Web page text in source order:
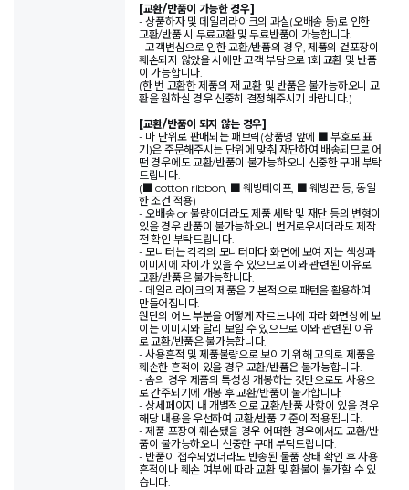
[교환/반품이 가능한 경우]
- 상품하자 및 데일리라이크의 과실(오배송 등)로 인한
교환/반품 시 무료교환 및 무료반품이 가능합니다.
- 고객변심으로 인한 교환/반품의 경우, 제품의 겉포장이
훼손되지 않았을 시에만 고객 부담으로 1회 교환 및 반품
이 가능합니다.
(한 번 교환한 제품의 재 교환 및 반품은 불가능하오니 교
환을 원하실 경우 신중히 결정해주시기 바랍니다.)
[교환/반품이 되지 않는 경우]
- 마 단위로 판매되는 패브릭(상품명 앞에 ■ 부호로 표
기)은 주문해주시는 단위에 맞춰 재단하여 배송되므로 어
떤 경우에도 교환/반품이 불가능하오니 신중한 구매 부탁
드립니다.
(■ cotton ribbon, ■ 웨빙테이프, ■ 웨빙끈 등, 동일
한 조건 적용)
- 오배송 or 불량이더라도 제품 세탁 및 재단 등의 변형이
있을 경우 반품이 불가능하오니 번거로우시더라도 제작
전 확인 부탁드립니다.
- 모니터는 각각의 모니터마다 화면에 보여 지는 색상과
이미지에 차이가 있을 수 있으므로 이와 관련된 이유로
교환/반품은 불가능합니다.
- 데일리라이크의 제품은 기본적으로 패턴을 활용하여
만들어집니다.
원단의 어느 부분을 어떻게 자르느냐에 따라 화면상에 보
이는 이미지와 달리 보일 수 있으므로 이와 관련된 이유
로 교환/반품은 불가능합니다.
- 사용흔적 및 제품불량으로 보이기 위해 고의로 제품을
훼손한 흔적이 있을 경우 교환/반품은 불가능합니다.
- 솜의 경우 제품의 특성상 개봉하는 것만으로도 사용으
로 간주되기에 개봉 후 교환/반품이 불가합니다.
- 상세페이지 내 개별적으로 교환/반품 사항이 있을 경우
해당 내용을 우선하여 교환/반품 기준이 적용됩니다.
- 제품 포장이 훼손됐을 경우 어떠한 경우에서도 교환/반
품이 불가능하오니 신중한 구매 부탁드립니다.
- 반품이 접수되었더라도 반송된 물품 상태 확인 후 사용
흔적이나 훼손 여부에 따라 교환 및 환불이 불가할 수 있
습니다.